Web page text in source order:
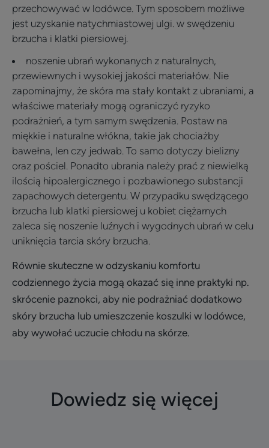
przechowywać w lodówce. Tym sposobem możliwe
jest uzyskanie natychmiastowej ulgi. w swędzeniu
brzucha i klatki piersiowej.
noszenie ubrań wykonanych z naturalnych,
przewiewnych i wysokiej jakości materiałów. Nie
zapominajmy, że skóra ma stały kontakt z ubraniami, a
właściwe materiały mogą ograniczyć ryzyko
podrażnień, a tym samym swędzenia. Postaw na
miękkie i naturalne włókna, takie jak chociażby
bawełna, len czy jedwab. To samo dotyczy bielizny
oraz pościel. Ponadto ubrania należy prać z niewielką
ilością hipoalergicznego i pozbawionego substancji
zapachowych detergentu. W przypadku swędzącego
brzucha lub klatki piersiowej u kobiet ciężarnych
zaleca się noszenie luźnych i wygodnych ubrań w celu
uniknięcia tarcia skóry brzucha.
Równie skuteczne w odzyskaniu komfortu
codziennego życia mogą okazać się inne praktyki np.
skrócenie paznokci, aby nie podrażniać dodatkowo
skóry brzucha lub umieszczenie koszulki w lodówce,
aby wywołać uczucie chłodu na skórze.
Dowiedz się więcej